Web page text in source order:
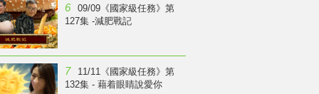
6
09/09《國家級任務》第
127集 -減肥戰記
7
11/11《國家級任務》第
132集 - 藉着眼睛說愛你